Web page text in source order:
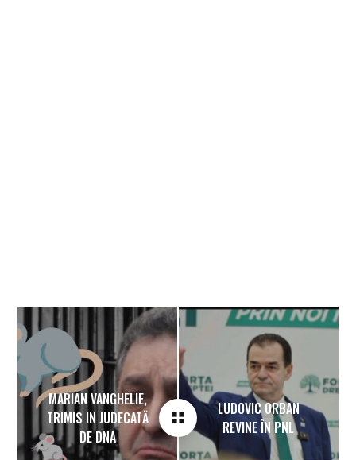
MARIAN VANGHELIE,
TRIMIS IN JUDECATĂ
DE DNA
LUDOVIC ORBAN
REVINE ÎN PNL